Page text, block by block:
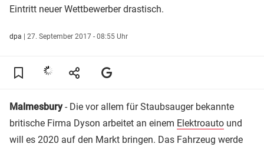
Eintritt neuer Wettbewerber drastisch.
dpa | 27. September 2017 - 08:55 Uhr
Malmesbury- Die vor allem für Staubsauger bekannte
britische Firma Dyson arbeitet an einem Elektroauto und
will es 2020 auf den Markt bringen. Das Fahrzeug werde